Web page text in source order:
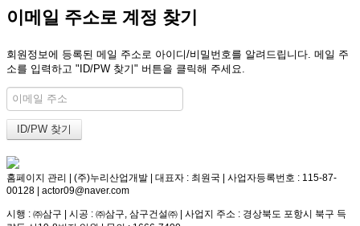
이메일 주소로 계정 찾기
회원정보에 등록된 메일 주소로 아이디/비밀번호를 알려드립니다. 메일 주
소를 입력하고 "ID/PW 찾기" 버튼을 클릭해 주세요.
홈페이지 관리 | (주)누리산업개발 | 대표자 : 최원국 | 사업자등록번호 : 115-87-
00128 | actor09@naver.com
시행 : ㈜삼구 | 시공 : ㈜삼구, 삼구건설㈜ | 사업지 주소 : 경상북도 포항시 북구 득